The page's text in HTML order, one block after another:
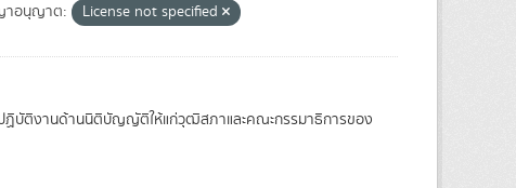
อนุญาต: License not specified
ปฏิบัติงานด้านนิติบัญญัติให้แก่วุฒิสภาและคณะกรรมาธิการของ